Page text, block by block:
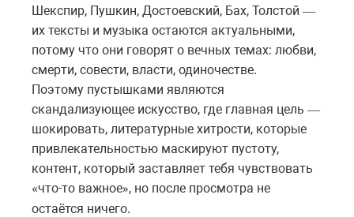
Шекспир, Пушкин, Достоевский, Бах, Толстой —
их тексты и музыка остаются актуальными,
потому что они говорят о вечных темах: любви,
смерти, совести, власти, одиночестве.
Поэтому пустышками являются
скандализующее искусство, где главная цель —
шокировать, литературные хитрости, которые
привлекательностью маскируют пустоту,
контент, который заставляет тебя чувствовать
«что-то важное», но после просмотра не
остаётся ничего.